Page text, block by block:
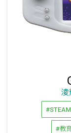
淩
#STEAM
#教